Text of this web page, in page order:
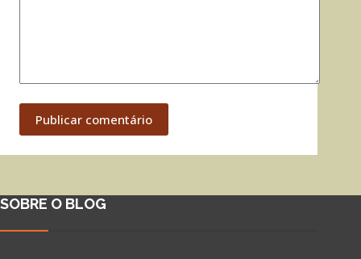
Publicar comentário
SOBRE O BLOG